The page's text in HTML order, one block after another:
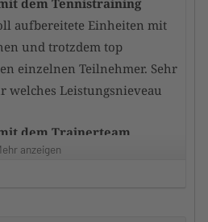
dem Tennistraining
aufbereitete Einheiten mit
und trotzdem top
einzelnen Teilnehmer. Sehr
welches Leistungsnieveau
dem Trainerteam
schaffen es durch
noch ein Stückchen mehr
anzeigen